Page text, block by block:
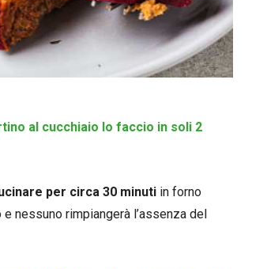
al cucchiaio lo faccio in soli 2
per circa 30 minuti in forno
nessuno rimpiangerà l’assenza del